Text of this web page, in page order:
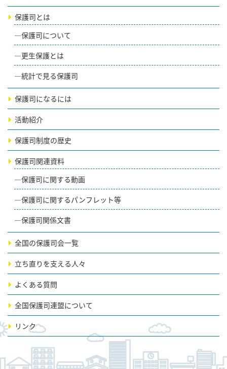
保護司とは
保護司について
更生保護とは
統計で見る保護司
保護司になるには
活動紹介
保護司制度の歴史
保護司関連資料
保護司に関する動画
保護司に関するパンフレット等
保護司関係文書
全国の保護司会一覧
立ち直りを支える人々
よくある質問
全国保護司連盟について
リンク